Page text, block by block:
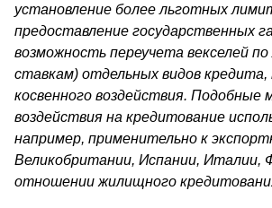
установление более льготных
предоставление государственных
возможность переучета векселей
ставкам) отдельных видов
косвенного воздействия. Подобные
воздействия на кредитование
например, применительно к
Великобритании, Испа­нии, Италии,
отношении жилищного